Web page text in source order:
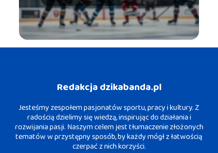
Redakcja dzikabanda.pl
Jesteśmy zespołem pasjonatów sportu, pracy i kultury. Z
radością dzielimy się wiedzą, inspirując do działania i
rozwijania pasji. Naszym celem jest tłumaczenie złożonych
tematów w przystępny sposób, by każdy mógł z łatwością
czerpać z nich korzyści.